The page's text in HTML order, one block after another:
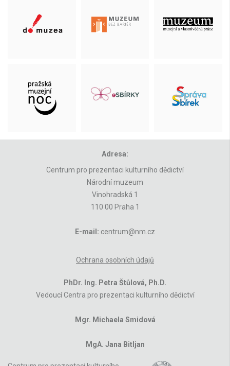
Adresa:
Centrum pro prezentaci kulturního dědictví
Národní muzeum
Vinohradská 1
110 00 Praha 1
E-mail: centrum@nm.cz
Ochrana osobních údajů
PhDr. Ing. Petra Štůlová, Ph.D.
Vedoucí Centra pro prezentaci kulturního dědictví
Mgr. Michaela Smidová
MgA. Jana Bitljan